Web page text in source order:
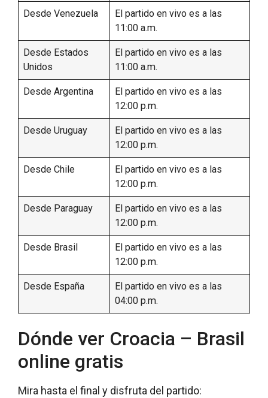
Desde Venezuela
El partido en vivo es a las
11:00 a.m.
Desde Estados
Unidos
El partido en vivo es a las
11:00 a.m.
Desde Argentina
El partido en vivo es a las
12:00 p.m.
Desde Uruguay
El partido en vivo es a las
12:00 p.m.
Desde Chile
El partido en vivo es a las
12:00 p.m.
Desde Paraguay
El partido en vivo es a las
12:00 p.m.
Desde Brasil
El partido en vivo es a las
12:00 p.m.
Desde España
El partido en vivo es a las
04:00 p.m.
Dónde ver Croacia – Brasil
online gratis
Mira hasta el final y disfruta del partido: